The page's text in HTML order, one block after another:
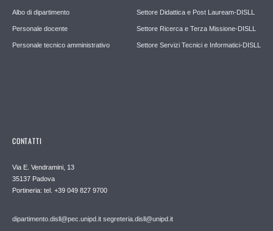
Albo di dipartimento
Personale docente
Personale tecnico amministrativo
Settore Didattica e Post Lauream-DISLL
Settore Ricerca e Terza Missione-DISLL
Settore Servizi Tecnici e Informatici-DISLL
CONTATTI
Via E. Vendramini, 13
35137 Padova
Portineria: tel. +39 049 827 9700
dipartimento.disll@pec.unipd.it segreteria.disll@unipd.it